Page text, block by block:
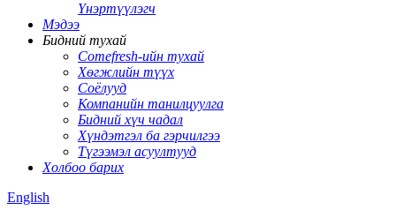
Үнэртүүлэгч
Мэдээ
Бидний тухай
Comefresh-ийн тухай
Хөгжлийн түүх
Соёлууд
Компанийн танилцуулга
Бидний хүч чадал
Хүндэтгэл ба гэрчилгээ
Түгээмэл асуултууд
Холбоо барих
English